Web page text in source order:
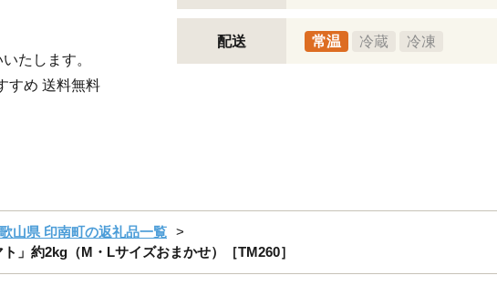
たします。
すめ 送料無料
配送 常温 冷蔵 冷凍
山県 印南町の返礼品一覧
」約2kg（M・Lサイズおまかせ）［TM260］